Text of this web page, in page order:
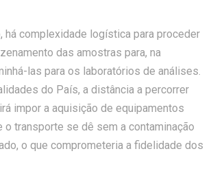
há complexidade logística para proceder
das amostras para, na
las para os laboratórios de análises.
do País, a distância a percorrer
impor a aquisição de equipamentos
o transporte se dê sem a contaminação
o que comprometeria a fidelidade dos